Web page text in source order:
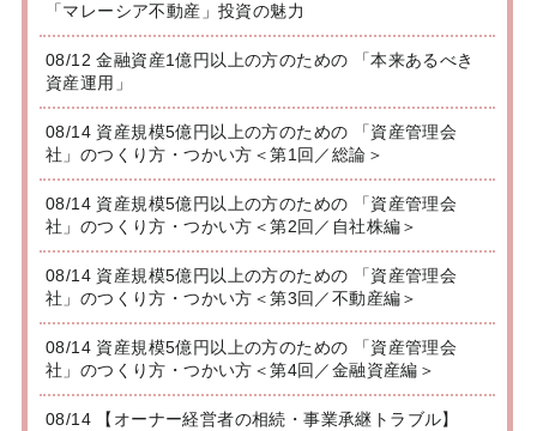
「マレーシア不動産」投資の魅力
08/12 金融資産1億円以上の方のための 「本来あるべき
資産運用」
08/14 資産規模5億円以上の方のための 「資産管理会
社」のつくり方・つかい方＜第1回／総論＞
08/14 資産規模5億円以上の方のための 「資産管理会
社」のつくり方・つかい方＜第2回／自社株編＞
08/14 資産規模5億円以上の方のための 「資産管理会
社」のつくり方・つかい方＜第3回／不動産編＞
08/14 資産規模5億円以上の方のための 「資産管理会
社」のつくり方・つかい方＜第4回／金融資産編＞
08/14 【オーナー経営者の相続・事業承継トラブル】